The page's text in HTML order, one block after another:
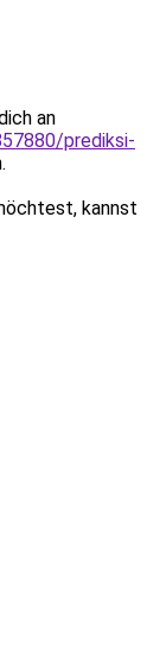
an
prediksi-
kannst